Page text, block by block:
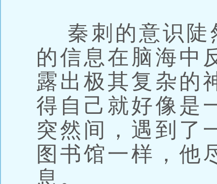
秦刺的意识陡
的信息在脑海中
露出极其复杂的
得自己就好像是
突然间，遇到了
图书馆一样，他
息。